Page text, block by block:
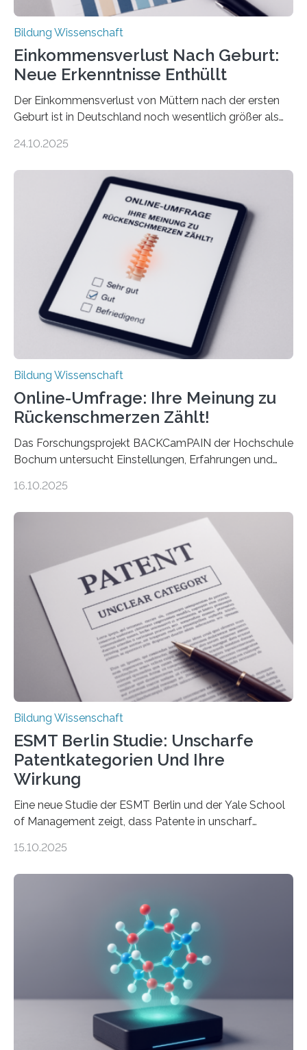
Bildung Wissenschaft
Einkommensverlust Nach Geburt:
Neue Erkenntnisse Enthüllt
Der Einkommensverlust von Müttern nach der ersten
Geburt ist in Deutschland noch wesentlich größer als
nach der Geburt durchschnittlich fast 30.000 Euro
langfristigen Auswirkungen auf Karriere und die spätere
Rente. Bisherige Schätzungen lagen bei rund 20.000
Euro und damit etwa 30 Prozent zu niedrig. Zu diesem
Ergebnis kommt eine neue Studie des ZEW Mannheim
mit der Universität Tilburg. „Werden Frauen unter 30
Jahren erstmals…
24.10.2025
Bildung Wissenschaft
Online-Umfrage: Ihre Meinung zu
Rückenschmerzen Zählt!
Das Forschungsprojekt BACKCamPAIN der Hochschule
Bochum untersucht Einstellungen, Erfahrungen und
gehören zu den häufigsten gesundheitlichen
Rückenschmerzen denken und welche Erfahrungen sie
damit gemacht haben, kann entscheidend
beeinflussen, wie Schmerzen verlaufen und welche
Therapien wirken. Diese individuellen Überzeugungen
stehen im Mittelpunkt einer aktuellen Studie der
Hochschule Bochum. Im Rahmen des
Promotionsprojekts „BACKCamPAIN“ führt die
Doktorandin Deborah Jost (Hochschule Bochum,
Promotionskolleg NRW) derzeit eine Online-Umfrage
durch. Ziel ist es, herauszufinden,…
16.10.2025
Bildung Wissenschaft
ESMT Berlin Studie: Unscharfe
Patentkategorien Und Ihre
Wirkung
Eine neue Studie der ESMT Berlin und der Yale School
of Management zeigt, dass Patente in unscharf
häufiger zu bahnbrechenden Innovationen führen und
Erfindungen entstehen besonders dann, wenn
Wissenskategorien verschwimmen. Das zeigt neue
Forschung von Gianluca Carnabuci, Professor of
Organizational Behavior an der ESMT Berlin, und
Balázs Kovács, Professor an der Yale School of
Management. Die Forscher kommen zu dem Schluss,
dass Patente…
15.10.2025